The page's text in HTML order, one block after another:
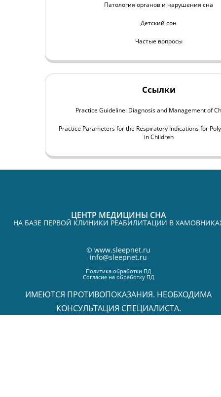
Патология органов и нарушения сна
Детский сон
Частые вопросы
Ссылки
Practice Guideline: Diagnosis and Management of
Practice Parameters for the Respiratory Indications for
in Children
ЦЕНТР МЕДИЦИНЫ СНА
НА БАЗЕ ПЕРВОЙ КЛИНИКИ РЕАБИЛИТАЦИИ В
© www.sleepnet.ru
info@sleepnet.ru
Политика обработки ПД
Согласие на обработку ПД
ИМЕЮТСЯ ПРОТИВОПОКАЗАНИЯ. НЕОБХОДИМА
КОНСУЛЬТАЦИЯ СПЕЦИАЛИСТА.